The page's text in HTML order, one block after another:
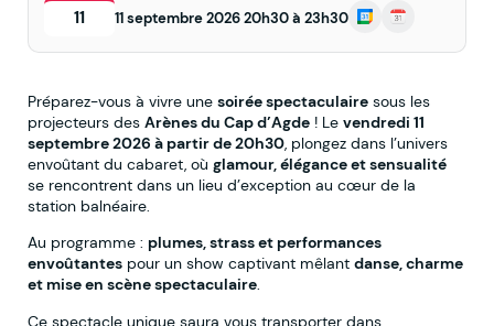
11 11 septembre 2026 20h30 à 23h30
Préparez-vous à vivre une soirée spectaculaire sous les
projecteurs des Arènes du Cap d’Agde ! Le vendredi 11
septembre 2026 à partir de 20h30, plongez dans l’univers
envoûtant du cabaret, où glamour, élégance et sensualité
se rencontrent dans un lieu d’exception au cœur de la
station balnéaire.
Au programme : plumes, strass et performances
envoûtantes pour un show captivant mêlant danse, charme
et mise en scène spectaculaire.
Ce spectacle unique saura vous transporter dans